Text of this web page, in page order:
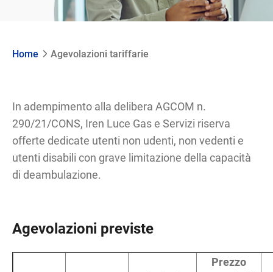
Home Agevolazioni tariffarie
In adempimento alla delibera AGCOM n.
290/21/CONS, Iren Luce Gas e Servizi riserva
offerte dedicate utenti non udenti, non vedenti e
utenti disabili con grave limitazione della capacità
di deambulazione.
Agevolazioni previste
Prezzo